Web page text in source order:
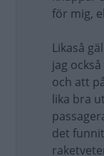
för mig,
Likaså
jag
och att
lika bra
det